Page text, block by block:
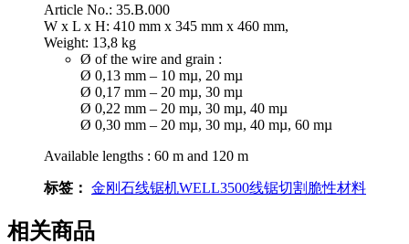
Article No.: 35.B.000
W x L x H: 410 mm x 345 mm x 460 mm,
Weight: 13,8 kg
Ø of the wire and grain :
Ø 0,13 mm – 10 mµ, 20 mµ
Ø 0,17 mm – 20 mµ, 30 mµ
Ø 0,22 mm – 20 mµ, 30 mµ, 40 mµ
Ø 0,30 mm – 20 mµ, 30 mµ, 40 mµ, 60 mµ
Available lengths : 60 m and 120 m
标签： 金刚石线锯机WELL3500线锯切割脆性材料
相关商品